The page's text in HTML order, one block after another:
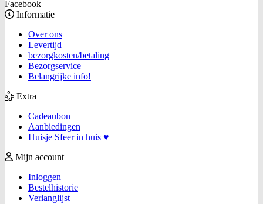
Facebook
Informatie
Over ons
Levertijd
bezorgkosten/betaling
Bezorgservice
Belangrijke info!
Extra
Cadeaubon
Aanbiedingen
Huisje Sfeer in huis ♥
Mijn account
Inloggen
Bestelhistorie
Verlanglijst